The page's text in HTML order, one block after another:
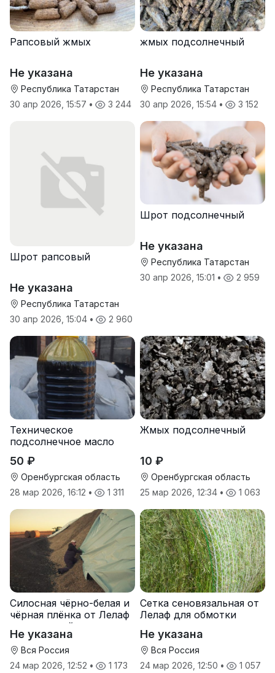
Рапсовый жмых
Не указана
Республика Татарстан
30 апр 2026, 15:57 • 3 244
жмых подсолнечный
Не указана
Республика Татарстан
30 апр 2026, 15:54 • 3 152
Шрот рапсовый
Не указана
Республика Татарстан
30 апр 2026, 15:04 • 2 960
Шрот подсолнечный
Не указана
Республика Татарстан
30 апр 2026, 15:01 • 2 959
Техническое
подсолнечное масло
50 ₽
Оренбургская область
28 мар 2026, 16:12 • 1 311
Жмых подсолнечный
10 ₽
Оренбургская область
25 мар 2026, 12:34 • 1 063
Силосная чёрно-белая и
чёрная плёнка от Лелаф
для траншей и ям
силоса/сенажа
Не указана
Вся Россия
24 мар 2026, 12:52 • 1 173
Сетка сеновязальная от
Лелаф для обмотки
Не указана
Вся Россия
24 мар 2026, 12:50 • 1 057